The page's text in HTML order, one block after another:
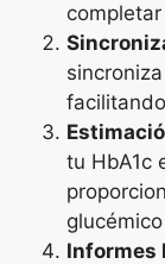
tu HbA1c
Informes